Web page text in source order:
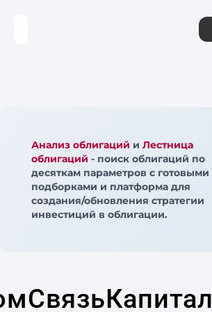
Анализ облигаций и Лестница
облигаций - поиск облигаций по
десяткам параметров с готовыми
подборками и платформа для
создания/обновления стратегии
инвестиций в облигации.